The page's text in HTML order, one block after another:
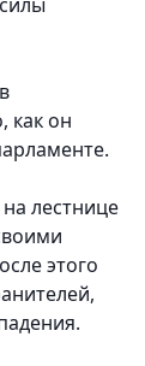
как он
лестнице
этого